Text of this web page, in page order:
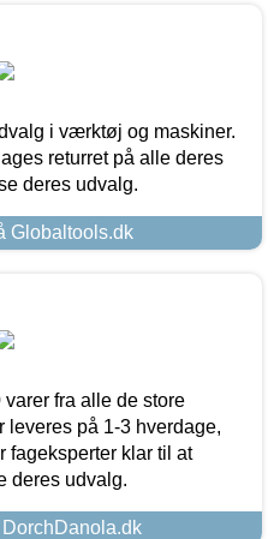
i værktøj og maskiner.
returret på alle deres
deres udvalg.
Globaltools.dk
fra alle de store
på 1-3 hverdage,
fageksperter klar til at
deres udvalg.